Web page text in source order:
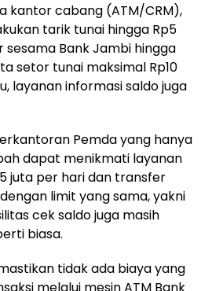
kantor cabang (ATM/CRM),
tarik tunai hingga Rp5
Bank Jambi hingga
setor tunai maksimal Rp10
layanan informasi saldo juga
Pemda yang hanya
dapat menikmati layanan
juta per hari dan transfer
limit yang sama, yakni
cek saldo juga masih
biasa.
tidak ada biaya yang